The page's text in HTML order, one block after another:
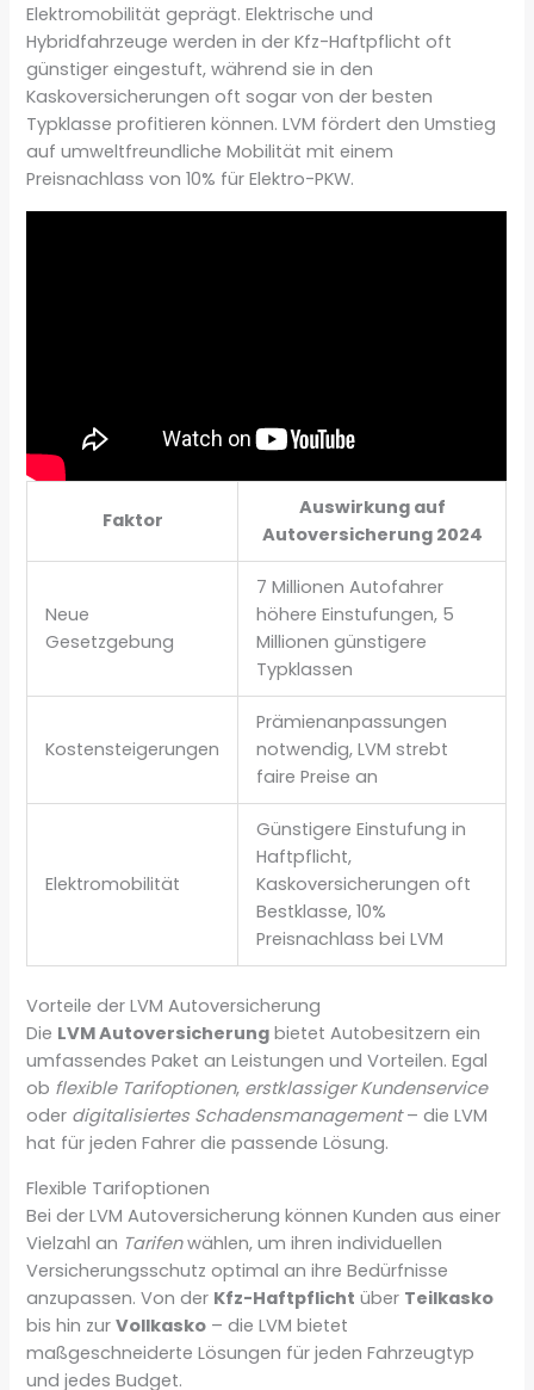
Elektromobilität geprägt. Elektrische und
Hybridfahrzeuge werden in der Kfz-Haftpflicht oft
günstiger eingestuft, während sie in den
Kaskoversicherungen oft sogar von der besten
Typklasse profitieren können. LVM fördert den Umstieg
auf umweltfreundliche Mobilität mit einem
Preisnachlass von 10% für Elektro-PKW.
Faktor
Auswirkung auf
Autoversicherung 2024
Neue
Gesetzgebung
7 Millionen Autofahrer
höhere Einstufungen, 5
Millionen günstigere
Typklassen
Kostensteigerungen
Prämienanpassungen
notwendig, LVM strebt
faire Preise an
Elektromobilität
Günstigere Einstufung in
Haftpflicht,
Kaskoversicherungen oft
Bestklasse, 10%
Preisnachlass bei LVM
Vorteile der LVM Autoversicherung
Die LVM Autoversicherung bietet Autobesitzern ein
umfassendes Paket an Leistungen und Vorteilen. Egal
ob flexible Tarifoptionen, erstklassiger Kundenservice
oder digitalisiertes Schadensmanagement– die LVM
hat für jeden Fahrer die passende Lösung.
Flexible Tarifoptionen
Bei der LVM Autoversicherung können Kunden aus einer
Vielzahl an Tarifenwählen, um ihren individuellen
Versicherungsschutz optimal an ihre Bedürfnisse
anzupassen. Von der Kfz-Haftpflicht über Teilkasko
bis hin zurVollkasko – die LVM bietet
maßgeschneiderte Lösungen für jeden Fahrzeugtyp
und jedes Budget.